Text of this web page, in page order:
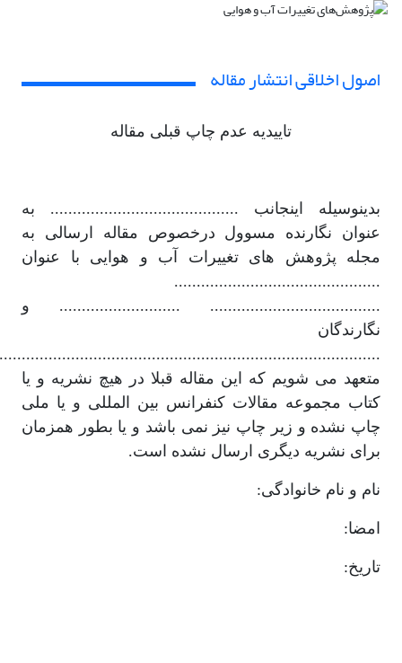
اصول اخلاقی انتشار مقاله
تاییدیه عدم چاپ قبلی مقاله
بدینوسیله اینجانب .......................................... به
عنوان نگارنده مسوول درخصوص مقاله ارسالی به
مجله پژوهش های تغییرات آب و هوایی با عنوان
..............................................
...................................... ........................... و
نگارندگان
متعهد می شویم که این مقاله قبلا در هیچ نشریه و یا
کتاب مجموعه مقالات کنفرانس بین المللی و یا ملی
چاپ نشده و زیر چاپ نیز نمی باشد و یا بطور همزمان
برای نشریه دیگری ارسال نشده است.
نام و نام خانوادگی:
امضا:
تاریخ: